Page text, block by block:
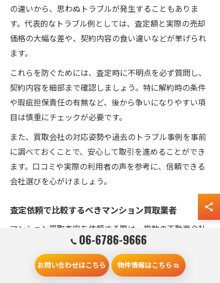
の違いから、思わぬトラブルが発生することもありま
す。代表的なトラブル例としては、査定額と実際の売却
価格の大幅な差や、契約内容の食い違いなどが挙げられ
ます。
これらを防ぐためには、査定時に不明点を必ず質問し、
契約内容を細部まで確認しましょう。特に解約時の条件
や瑕疵担保責任の有無など、後から争いになりやすい項
目は慎重にチェックが必要です。
また、買取会社の対応姿勢や過去のトラブル事例を事前
に調べておくことで、安心して取引を進めることができ
ます。口コミや実際の利用者の声を参考に、信頼できる
会社選びを心がけましょう。
査定依頼で比較するべきマンション買取業者
マンション買取査定を依頼する際は、複数の不動産会社
を比較することが高値売却への近道です。大阪府門真市
では、地域に根差した業者から大手まで選択肢が豊富に
あります。それぞれの得意分野や査定基準を見極めるこ
06-6786-9666
お問い合わせはこちら 物件情報はこちら